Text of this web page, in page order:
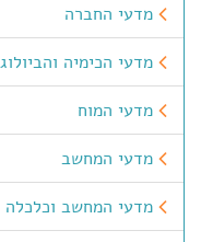
מדעי החברה
מדעי הכימיה
מדעי המוח
מדעי המחשב
מדעי המחשב וכלכלה